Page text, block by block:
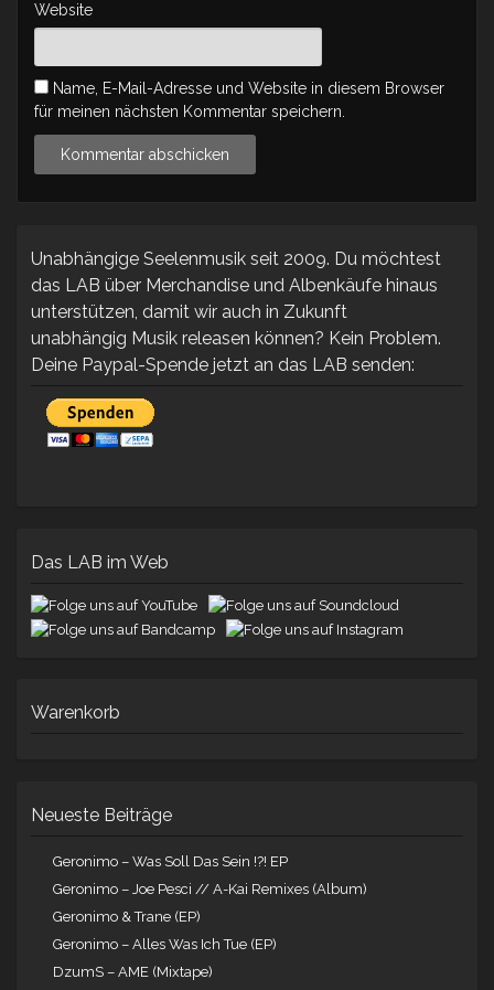
Website
Name, E-Mail-Adresse und Website in diesem Browser
für meinen nächsten Kommentar speichern.
Unabhängige Seelenmusik seit 2009. Du möchtest
das LAB über Merchandise und Albenkäufe hinaus
unterstützen, damit wir auch in Zukunft
unabhängig Musik releasen können? Kein Problem.
Deine Paypal-Spende jetzt an das LAB senden:
Das LAB im Web
Warenkorb
Neueste Beiträge
Geronimo – Was Soll Das Sein !?! EP
Geronimo – Joe Pesci // A-Kai Remixes (Album)
Geronimo & Trane (EP)
Geronimo – Alles Was Ich Tue (EP)
DzumS – AME (Mixtape)